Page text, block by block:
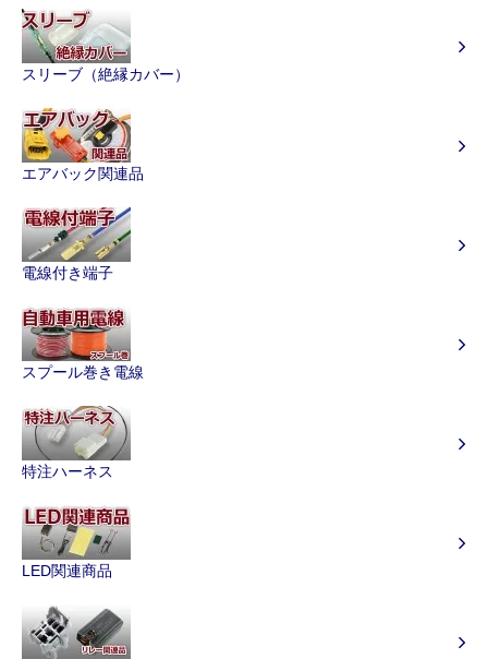
スリーブ（絶縁カバー）
エアバック関連品
電線付き端子
スプール巻き電線
特注ハーネス
LED関連商品